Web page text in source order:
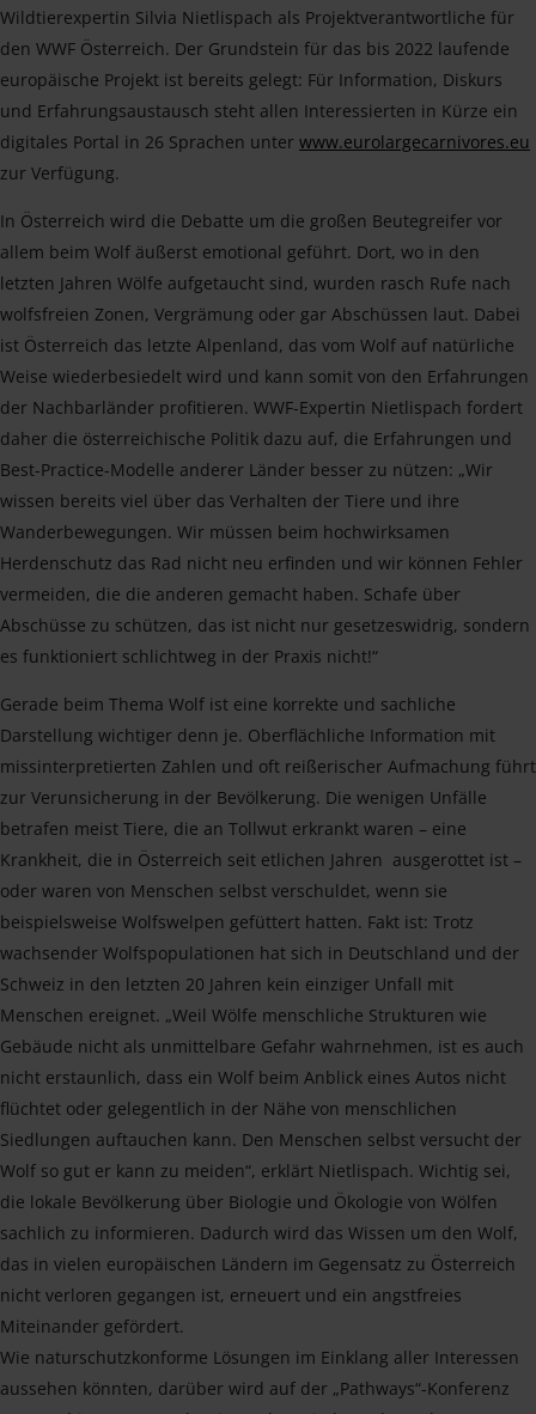
Wildtierexpertin Silvia Nietlispach als Projektverantwortliche für
den WWF Österreich. Der Grundstein für das bis 2022 laufende
europäische Projekt ist bereits gelegt: Für Information, Diskurs
und Erfahrungsaustausch steht allen Interessierten in Kürze ein
digitales Portal in 26 Sprachen unter www.eurolargecarnivores.eu
zur Verfügung.
In Österreich wird die Debatte um die großen Beutegreifer vor
allem beim Wolf äußerst emotional geführt. Dort, wo in den
letzten Jahren Wölfe aufgetaucht sind, wurden rasch Rufe nach
wolfsfreien Zonen, Vergrämung oder gar Abschüssen laut. Dabei
ist Österreich das letzte Alpenland, das vom Wolf auf natürliche
Weise wiederbesiedelt wird und kann somit von den Erfahrungen
der Nachbarländer profitieren. WWF-Expertin Nietlispach fordert
daher die österreichische Politik dazu auf, die Erfahrungen und
Best-Practice-Modelle anderer Länder besser zu nützen: „Wir
wissen bereits viel über das Verhalten der Tiere und ihre
Wanderbewegungen. Wir müssen beim hochwirksamen
Herdenschutz das Rad nicht neu erfinden und wir können Fehler
vermeiden, die die anderen gemacht haben. Schafe über
Abschüsse zu schützen, das ist nicht nur gesetzeswidrig, sondern
es funktioniert schlichtweg in der Praxis nicht!“
Gerade beim Thema Wolf ist eine korrekte und sachliche
Darstellung wichtiger denn je. Oberflächliche Information mit
missinterpretierten Zahlen und oft reißerischer Aufmachung führt
zur Verunsicherung in der Bevölkerung. Die wenigen Unfälle
betrafen meist Tiere, die an Tollwut erkrankt waren – eine
Krankheit, die in Österreich seit etlichen Jahren ausgerottet ist –
oder waren von Menschen selbst verschuldet, wenn sie
beispielsweise Wolfswelpen gefüttert hatten. Fakt ist: Trotz
wachsender Wolfspopulationen hat sich in Deutschland und der
Schweiz in den letzten 20 Jahren kein einziger Unfall mit
Menschen ereignet. „Weil Wölfe menschliche Strukturen wie
Gebäude nicht als unmittelbare Gefahr wahrnehmen, ist es auch
nicht erstaunlich, dass ein Wolf beim Anblick eines Autos nicht
flüchtet oder gelegentlich in der Nähe von menschlichen
Siedlungen auftauchen kann. Den Menschen selbst versucht der
Wolf so gut er kann zu meiden“, erklärt Nietlispach. Wichtig sei,
die lokale Bevölkerung über Biologie und Ökologie von Wölfen
sachlich zu informieren. Dadurch wird das Wissen um den Wolf,
das in vielen europäischen Ländern im Gegensatz zu Österreich
nicht verloren gegangen ist, erneuert und ein angstfreies
Miteinander gefördert.
Wie naturschutzkonforme Lösungen im Einklang aller Interessen
aussehen könnten, darüber wird auf der „Pathways“-Konferenz